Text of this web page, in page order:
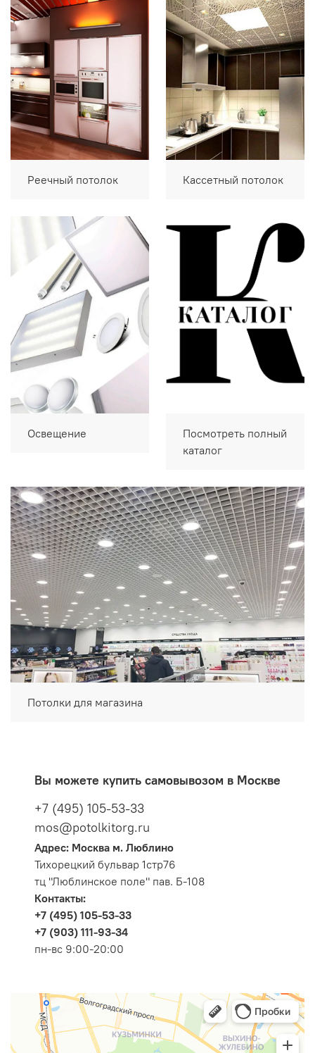
Реечный потолок Кассетный потолок
Освещение
Посмотреть полный
каталог
Потолки для магазина
Вы можете купить самовывозом в Москве
+7 (495) 105-53-33
mos@potolkitorg.ru
Адрес: Москва м. Люблино
Тихорецкий бульвар 1стр76
тц "Люблинское поле" пав. Б-108
Контакты:
+7 (495) 105-53-33
+7 (903) 111-93-34
пн-вс 9:00-20:00